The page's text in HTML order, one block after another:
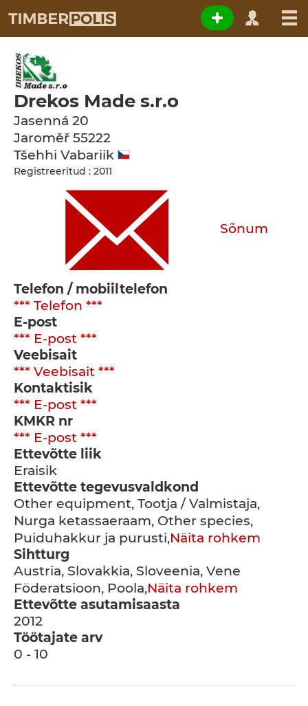
Drekos Made s.r.o
Jasenná 20
Jaroměř 55222
Tšehhi Vabariik
Registreeritud : 2011
Sõnum
Telefon / mobiiltelefon
*** Telefon ***
E-post
*** E-post ***
Veebisait
*** Veebisait ***
Kontaktisik
*** E-post ***
KMKR nr
*** E-post ***
Ettevõtte liik
Eraisik
Ettevõtte tegevusvaldkond
Other equipment, Tootja / Valmistaja,
Nurga ketassaeraam, Other species,
Puiduhakkur ja purusti,Näita rohkem
Sihtturg
Austria, Slovakkia, Sloveenia, Vene
Föderatsioon, Poola,Näita rohkem
Ettevõtte asutamisaasta
2012
Töötajate arv
0 - 10